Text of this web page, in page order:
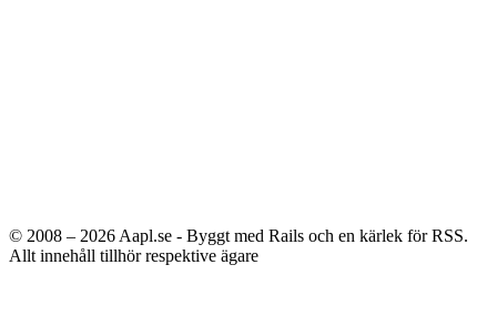
© 2008 – 2026 Aapl.se - Byggt med Rails och en kärlek för RSS.
Allt innehåll tillhör respektive ägare